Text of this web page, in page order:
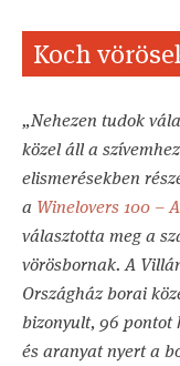
Koch
„Nehezen tudok
közel áll a
elismerésekben
a Winelovers 100 –
választotta meg a
vörösbornak. A
Országház borai
bizonyult, 96 pontot
és aranyat nyert a